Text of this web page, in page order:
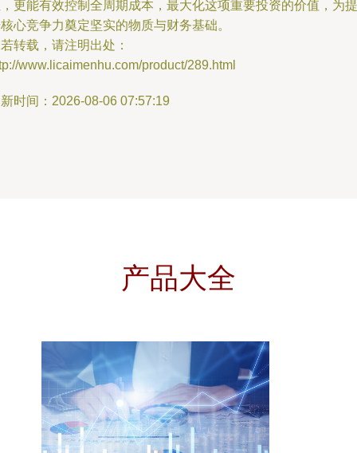
更能有效控制全周期成本，最大化这项重要投资的价值，为提
心竞争力奠定坚实的物质与财务基础。
转载，请注明出处：
www.licaimenhu.com/product/289.html
时间：2026-08-06 07:57:19
产品大全